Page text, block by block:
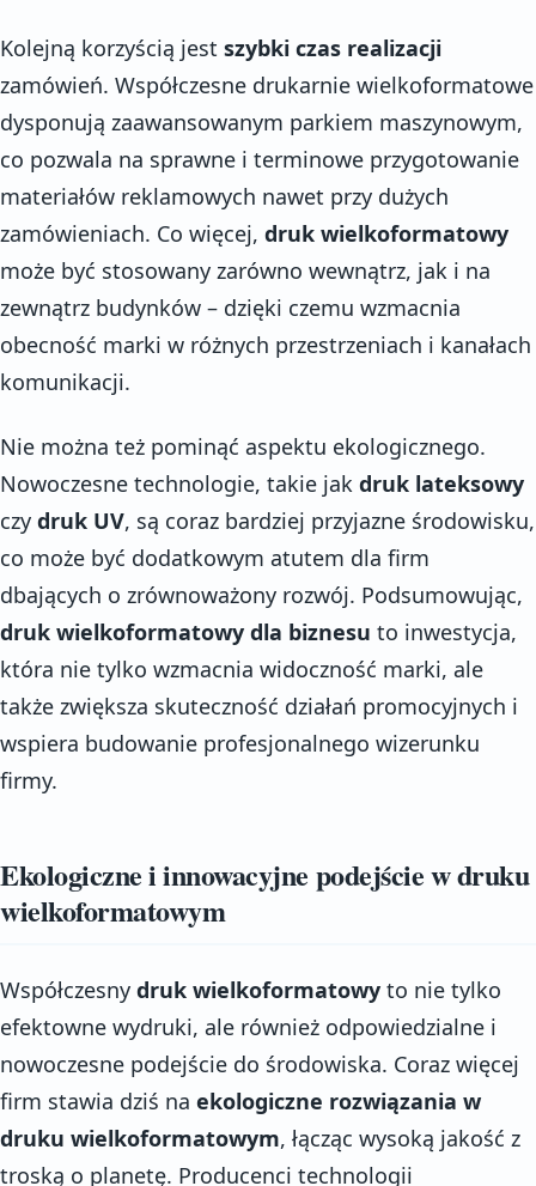
Kolejną korzyścią jest szybki czas realizacji
zamówień. Współczesne drukarnie wielkoformatowe
dysponują zaawansowanym parkiem maszynowym,
co pozwala na sprawne i terminowe przygotowanie
materiałów reklamowych nawet przy dużych
zamówieniach. Co więcej, druk wielkoformatowy
może być stosowany zarówno wewnątrz, jak i na
zewnątrz budynków – dzięki czemu wzmacnia
obecność marki w różnych przestrzeniach i kanałach
komunikacji.
Nie można też pominąć aspektu ekologicznego.
Nowoczesne technologie, takie jak druk lateksowy
czy druk UV, są coraz bardziej przyjazne środowisku,
co może być dodatkowym atutem dla firm
dbających o zrównoważony rozwój. Podsumowując,
druk wielkoformatowy dla biznesu to inwestycja,
która nie tylko wzmacnia widoczność marki, ale
także zwiększa skuteczność działań promocyjnych i
wspiera budowanie profesjonalnego wizerunku
firmy.
Ekologiczne i innowacyjne podejście w druku
wielkoformatowym
Współczesny druk wielkoformatowy to nie tylko
efektowne wydruki, ale również odpowiedzialne i
nowoczesne podejście do środowiska. Coraz więcej
firm stawia dziś na ekologiczne rozwiązania w
druku wielkoformatowym, łącząc wysoką jakość z
troską o planetę. Producenci technologii